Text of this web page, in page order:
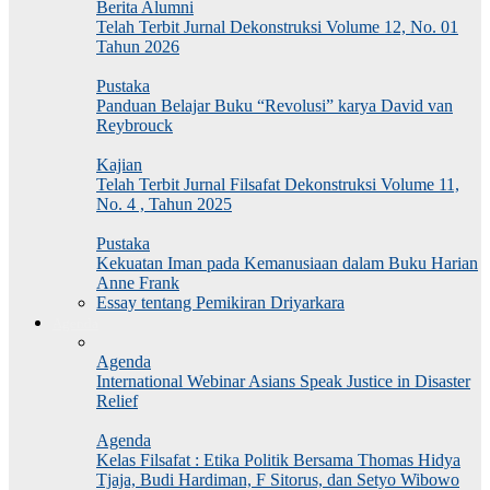
Berita Alumni
Telah Terbit Jurnal Dekonstruksi Volume 12, No. 01
Tahun 2026
Pustaka
Panduan Belajar Buku “Revolusi” karya David van
Reybrouck
Kajian
Telah Terbit Jurnal Filsafat Dekonstruksi Volume 11,
No. 4 , Tahun 2025
Pustaka
Kekuatan Iman pada Kemanusiaan dalam Buku Harian
Anne Frank
Essay tentang Pemikiran Driyarkara
Agenda
International Webinar Asians Speak Justice in Disaster
Relief
Agenda
Kelas Filsafat : Etika Politik Bersama Thomas Hidya
Tjaja, Budi Hardiman, F Sitorus, dan Setyo Wibowo